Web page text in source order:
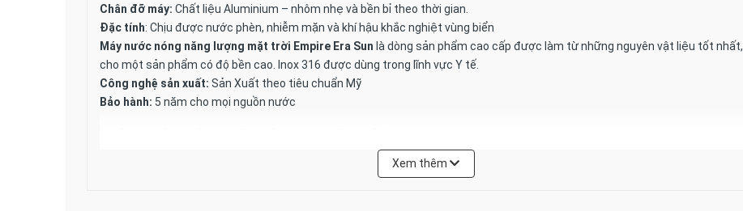
Chân đỡ máy: Chất liệu Aluminium – nhôm nhẹ và bền bỉ theo thời gian.
Đặc tính: Chịu được nước phèn, nhiễm mặn và khí hậu khắc nghiệt vùng biển
Máy nước nóng năng lượng mặt trời Empire Era Sun là dòng sản phẩm cao cấp được làm từ những nguyên vật liệu tốt nhất,
cho một sản phẩm có độ bền cao. Inox 316 được dùng trong lĩnh vực Y tế.
Công nghệ sản xuất: Sản Xuất theo tiêu chuẩn Mỹ
Bảo hành: 5 năm cho mọi nguồn nước
Xem thêm